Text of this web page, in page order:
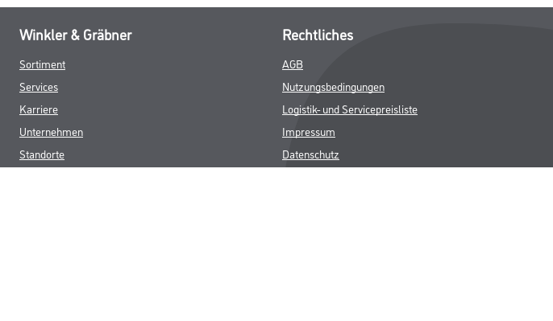
Winkler & Gräbner
Sortiment
Services
Karriere
Unternehmen
Standorte
Rechtliches
AGB
Nutzungsbedingungen
Logistik- und Servicepreisliste
Impressum
Datenschutz